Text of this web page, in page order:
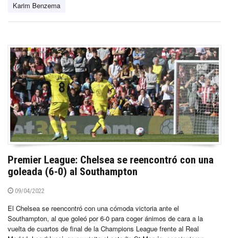
Karim Benzema
Premier League: Chelsea se reencontró con una
goleada (6-0) al Southampton
09/04/2022
El Chelsea se reencontró con una cómoda victoria ante el
Southampton, al que goleó por 6-0 para coger ánimos de cara a la
vuelta de cuartos de final de la Champions League frente al Real